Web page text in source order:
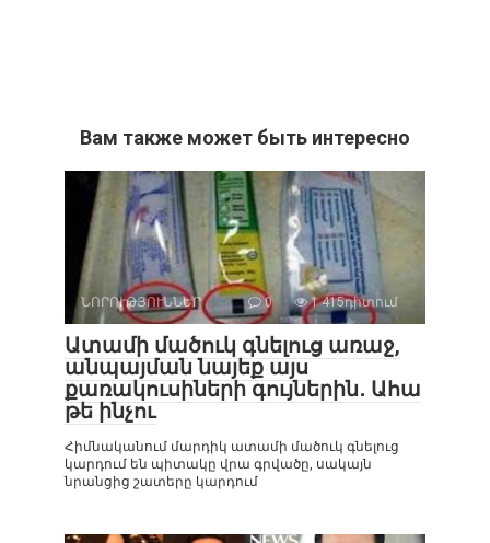
Вам также может быть интересно
ՆՈՐՈՒԹՅՈՒՆՆԵՐ 0 1 415դիտում
Ատամի մածուկ գնելուց առաջ,
անպայման նայեք այս
քառակուսիների գույներին․ Ահա
թե ինչու
Հիմնականում մարդիկ ատամի մածուկ գնելուց
կարդում են պիտակը վրա գրվածը, սակայն
նրանցից շատերը կարդում